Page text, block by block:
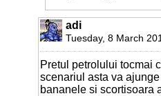
adi
Tuesday, 8 March
Pretul petrolului tocmai
scenariul asta va
bananele si scortisoara